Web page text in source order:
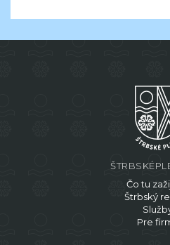
Čo tu
Štrbský
Pre